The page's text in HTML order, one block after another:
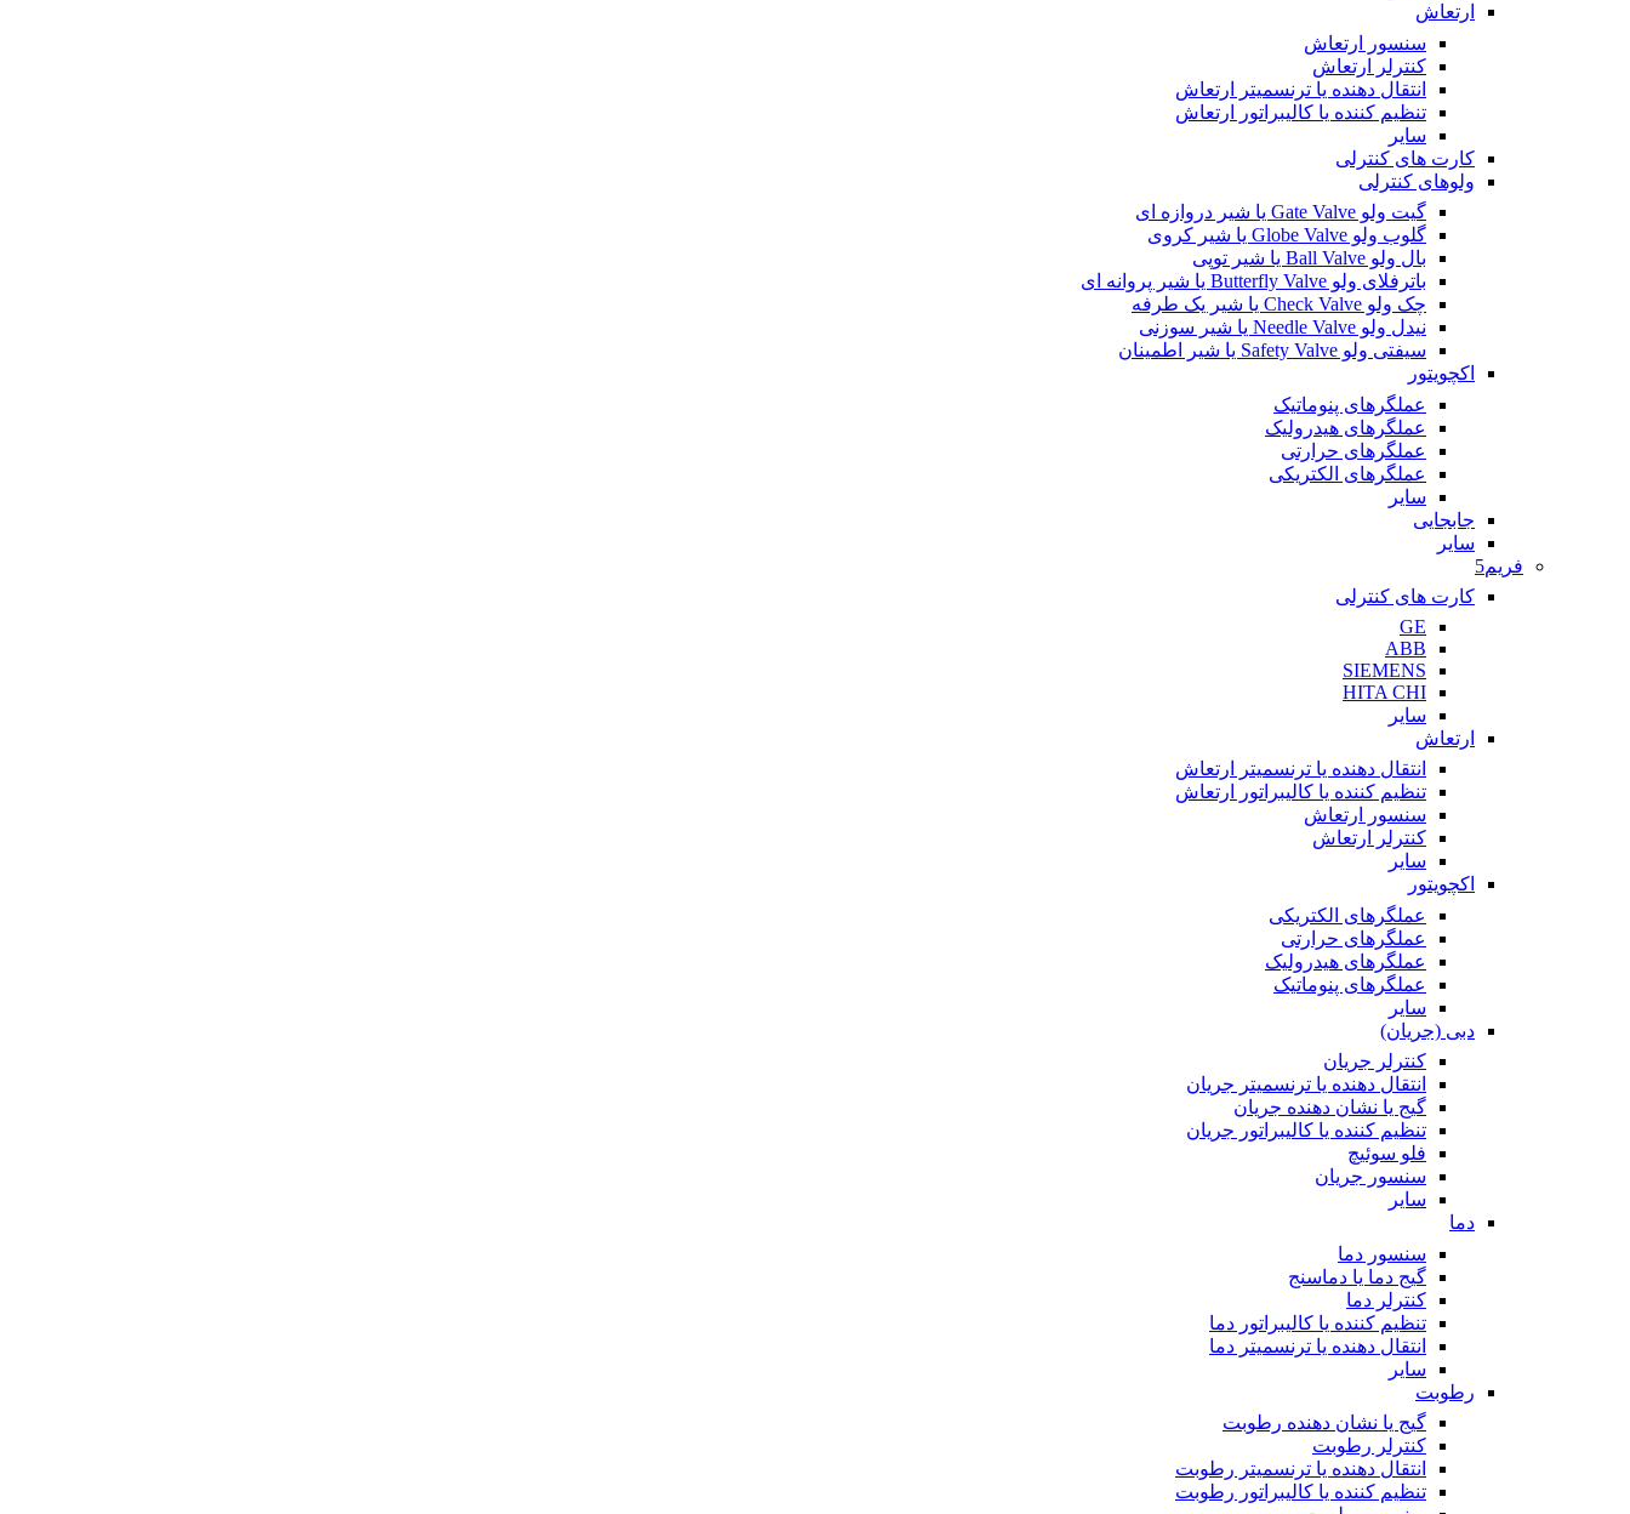
ارتعاش
سنسور ارتعاش
کنترلر ارتعاش
انتقال دهنده یا ترنسمیتر ارتعاش
تنظیم کننده یا کالیبراتور ارتعاش
سایر
کارت های کنترلی
ولوهای کنترلی
گیت ولو Gate Valve یا شیر دروازه ای
گلوب ولو Globe Valve یا شیر کروی
بال ولو Ball Valve یا شیر توپی
باترفلای ولو Butterfly Valve یا شیر پروانه ای
چک ولو Check Valve یا شیر یک طرفه
نیدل ولو Needle Valve یا شیر سوزنی
سیفتی ولو Safety Valve یا شیر اطمینان
اکچویتور
عملگرهای پنوماتیک
عملگرهای هیدرولیک
عملگرهای حرارتی
عملگرهای الکتریکی
سایر
جابجایی
سایر
فریم5
کارت های کنترلی
GE
ABB
SIEMENS
HITA CHI
سایر
ارتعاش
انتقال دهنده یا ترنسمیتر ارتعاش
تنظیم کننده یا کالیبراتور ارتعاش
سنسور ارتعاش
کنترلر ارتعاش
سایر
اکچویتور
عملگرهای الکتریکی
عملگرهای حرارتی
عملگرهای هیدرولیک
عملگرهای پنوماتیک
سایر
دبی (جریان)
کنترلر جریان
انتقال دهنده یا ترنسمیتر جریان
گیج یا نشان دهنده جریان
تنظیم کننده یا کالیبراتور جریان
فلو سوئیچ
سنسور جریان
سایر
دما
سنسور دما
گیج دما یا دماسنج
کنترلر دما
تنظیم کننده یا کالیبراتور دما
انتقال دهنده یا ترنسمیتر دما
سایر
رطوبت
گیج یا نشان دهنده رطوبت
کنترلر رطوبت
انتقال دهنده یا ترنسمیتر رطوبت
تنظیم کننده یا کالیبراتور رطوبت